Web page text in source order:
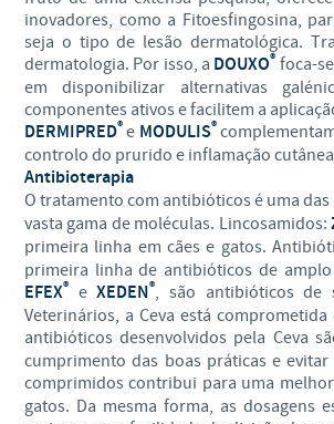
inovadores, como a Fitoesfingosina,
seja o tipo de lesão dermatológica.
dermatologia. Por isso, a DOUXO® foca-
em disponibilizar alternativas
componentes ativos e facilitem a
DERMIPRED®e MODULIS®
controlo do prurido e inflamação
Antibioterapia
O tratamento com antibióticos é uma das
vasta gama de moléculas. Lincosamidos:
primeira linha em cães e gatos.
primeira linha de antibióticos de
EFEX® eXEDEN®, são antibióticos de
Veterinários, a Ceva está
antibióticos desenvolvidos pela Ceva
cumprimento das boas práticas e
comprimidos contribui para uma
gatos. Da mesma forma, as dosagens